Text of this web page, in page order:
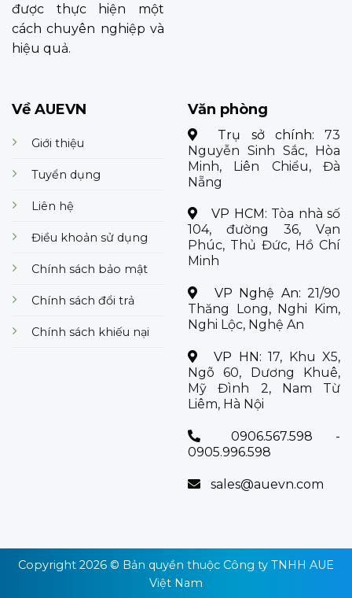
được thực hiện một
cách chuyên nghiệp và
hiệu quả.
Về AUEVN
Giới thiệu
Tuyển dụng
Liên hệ
Điều khoản sử dụng
Chính sách bảo mật
Chính sách đổi trả
Chính sách khiếu nại
Văn phòng
Trụ sở chính: 73
Nguyễn Sinh Sắc, Hòa
Minh, Liên Chiểu, Đà
Nẵng
VP HCM: Tòa nhà số
104, đường 36, Vạn
Phúc, Thủ Đức, Hồ Chí
Minh
VP Nghệ An: 21/90
Thăng Long, Nghi Kim,
Nghi Lộc, Nghệ An
VP HN:17, Khu X5,
Ngõ 60, Dương Khuê,
Mỹ Đình 2, Nam Từ
Liêm, Hà Nội
0906.567.598 -
0905.996.598
sales@auevn.com
Copyright 2026 © Bản quyền thuộc Công ty TNHH AUE
Việt Nam